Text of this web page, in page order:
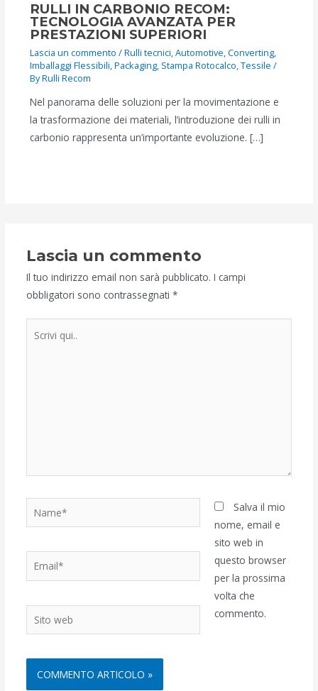
RULLI IN CARBONIO RECOM:
TECNOLOGIA AVANZATA PER
PRESTAZIONI SUPERIORI
Lascia un commento /Rulli tecnici Automotive Converting,
Imballaggi Flessibili Packaging, Stampa Rotocalco Tessile /
ByRulli Recom
Nel panorama delle soluzioni per la movimentazione e
la trasformazione dei materiali, l’introduzione dei rulli in
carbonio rappresenta un’importante evoluzione. […]
Lascia un commento
Il tuo indirizzo email non sarà pubblicato. I campi
obbligatori sono contrassegnati *
Email*
web
Salva il mio
nome, email e
sito web in
questo browser
per la prossima
volta che
commento.